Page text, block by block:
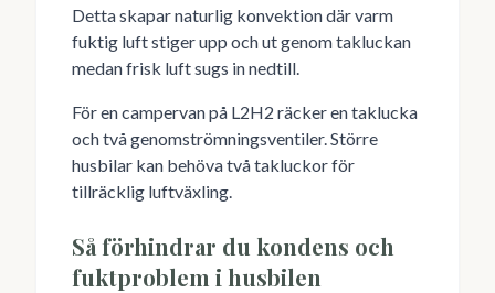
Detta skapar naturlig konvektion där varm
fuktig luft stiger upp och ut genom takluckan
medan frisk luft sugs in nedtill.
För en campervan på L2H2 räcker en taklucka
och två genomströmningsventiler. Större
husbilar kan behöva två takluckor för
tillräcklig luftväxling.
Så förhindrar du kondens och
fuktproblem i husbilen